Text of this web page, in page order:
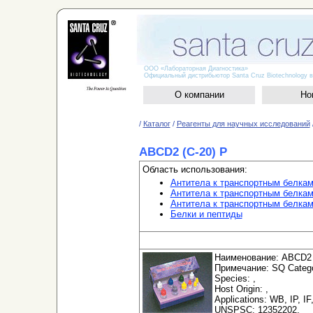
ООО «Лабораторная Диагностика»
Официальный дистрибьютор Santa Cruz Biotechnology
О компании
/ Каталог/ Реагенты для научных исследований
ABCD2 (C-20) P
Область использования:
Антитела к транспортным белкам
Антитела к транспортным
Антитела к транспортным
Белки и пептиды
Наименование: ABCD2
Примечание: SQ
Species: ,
Host Origin: ,
Applications: WB, IP,
UNSPSC: 12352202,